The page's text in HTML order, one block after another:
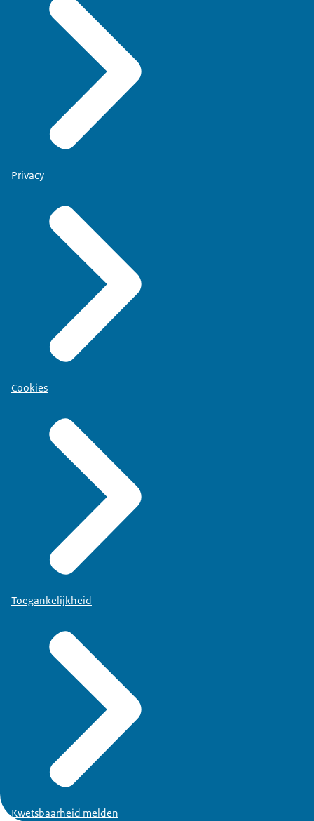
Privacy
Cookies
Toegankelijkheid
Kwetsbaarheid melden